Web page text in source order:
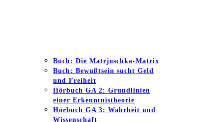
Buch: Die Matrjoschka-Matrix
Buch: Bewußtsein sucht Geld
und Freiheit
Hörbuch GA 2: Grundlinien
einer Erkenntnistheorie
Hörbuch GA 3: Wahrheit und
Wissenschaft